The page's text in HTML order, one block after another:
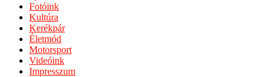
Fotóink
Kultúra
Kerékpár
Életmód
Motorsport
Videóink
Impresszum